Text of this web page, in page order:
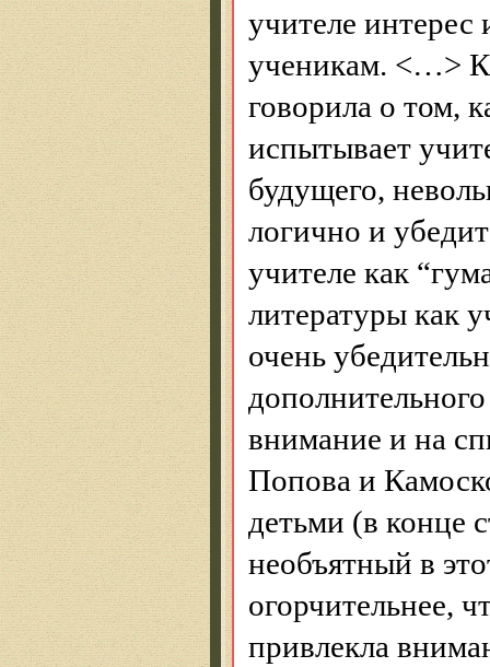
учителе интерес
ученикам. <…>
говорила о том,
испытывает
будущего,
логично и
учителе как
литературы как
очень
внимание и на
Попова и
детьми (в конце
необъятный в
огорчительнее,
привлекла